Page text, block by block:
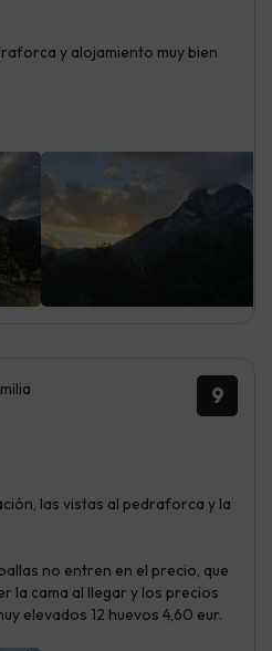
y alojamiento muy bien
9
las vistas al pedraforca y la
no entren en el precio, que
la cama al llegar y los precios
elevados 12 huevos 4,60 eur.